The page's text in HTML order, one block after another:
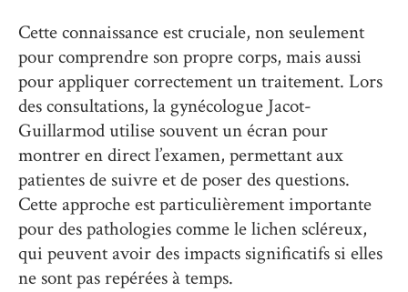
Cette connaissance est cruciale, non seulement
pour comprendre son propre corps, mais aussi
pour appliquer correctement un traitement. Lors
des consultations, la gynécologue Jacot-
Guillarmod utilise souvent un écran pour
montrer en direct l’examen, permettant aux
patientes de suivre et de poser des questions.
Cette approche est particulièrement importante
pour des pathologies comme le lichen scléreux,
qui peuvent avoir des impacts significatifs si elles
ne sont pas repérées à temps.